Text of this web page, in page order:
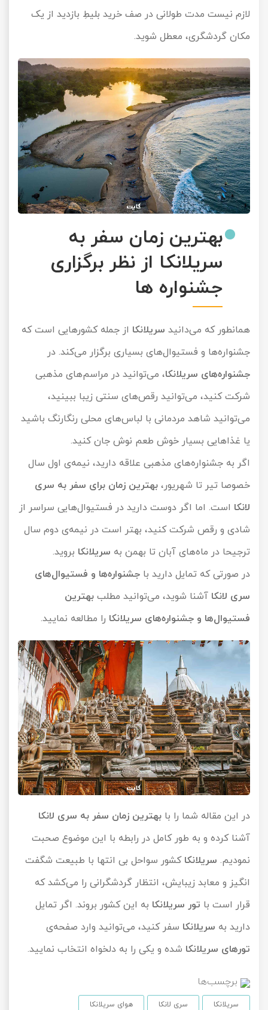
لازم نیست مدت طولانی در صف خرید بلیطِ بازدید از یک
مکان گردشگری، معطل شوید.
بهترین زمان سفر به
سریلانکا از نظر برگزاری
جشنواره ها
همانطور که می‌دانید سریلانکا از جمله کشورهایی است که
جشنواره‌ها و فستیوال‌های بسیاری برگزار می‌کند. در
جشنواره‌های سریلانکا، می‌توانید در مراسم‌های مذهبی
شرکت کنید، می‌توانید رقص‌های سنتی زیبا ببینید،
می‌توانید شاهد مردمانی با لباس‌های محلی رنگارنگ باشید
یا غذاهایی بسیار خوش طعم نوش جان کنید.
اگر به جشنواره‌های مذهبی علاقه دارید، نیمه‌ی اول سال
خصوصا تیر تا شهریور، بهترین زمان برای سفر به سری
لانکا است. اما اگر دوست دارید در فستیوال‌هایی سراسر از
شادی و رقص شرکت کنید، بهتر است در نیمه‌ی دوم سال
ترجیحا در ماه‌های آبان تا بهمن به سریلانکا بروید.
در صورتی که تمایل دارید با جشنواره‌ها و فستیوال‌های
سری لانکا آشنا شوید، می‌توانید مطلب بهترین
فستیوال‌ها و جشنواره‌های سریلانکا را مطالعه نمایید.
در این مقاله شما را با بهترین زمان سفر به سری لانکا
آشنا کرده و به طور کامل در رابطه با این موضوع صحبت
نمودیم. سریلانکا کشور سواحل بی انتها با طبیعت شگفت
انگیز و معابد زیبایش، انتظار گردشگرانی را می‌کشد که
قرار است با تور سریلانکا به این کشور بروند. اگر تمایل
دارید به سریلانکا سفر کنید، می‌توانید وارد صفحه‌ی
تورهای سریلانکا شده و یکی را به دلخواه انتخاب نمایید.
برچسب‌ها
سریلانکا سری لانکا هوای سریلانکا